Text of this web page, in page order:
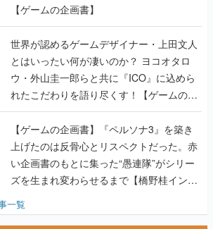
【ゲームの企画書】
世界が認めるゲームデザイナー・上田文人
とはいったい何が凄いのか？ ヨコオタロ
ウ・外山圭一郎らと共に『ICO』に込めら
れたこだわりを語り尽くす！【ゲームの企
画書】
【ゲームの企画書】『ペルソナ3』を築き
上げたのは反骨心とリスペクトだった。赤
い企画書のもとに集った“愚連隊”がシリー
ズを生まれ変わらせるまで【橋野桂インタ
一覧